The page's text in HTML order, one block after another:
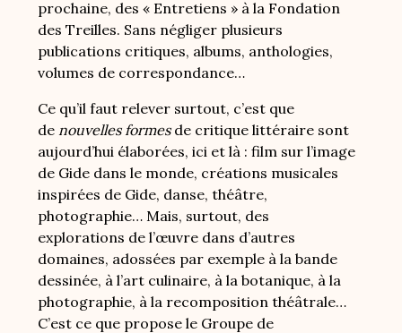
prochaine, des « Entretiens » à la Fondation
des Treilles. Sans négliger plusieurs
publications critiques, albums, anthologies,
volumes de correspondance…
Ce qu’il faut relever surtout, c’est que
de nouvelles formes de critique littéraire sont
aujourd’hui élaborées, ici et là : film sur l’image
de Gide dans le monde, créations musicales
inspirées de Gide, danse, théâtre,
photographie… Mais, surtout, des
explorations de l’œuvre dans d’autres
domaines, adossées par exemple à la bande
dessinée, à l’art culinaire, à la botanique, à la
photographie, à la recomposition théâtrale…
C’est ce que propose le Groupe de